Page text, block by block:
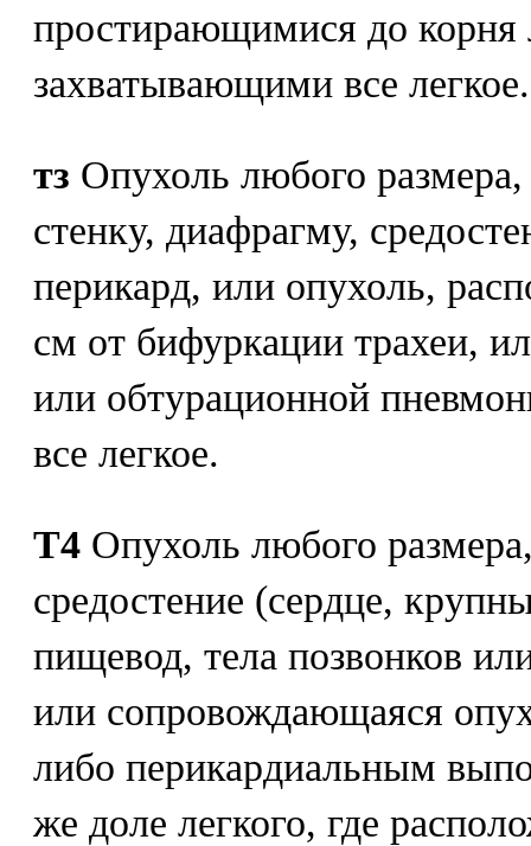
простирающимися до корня
захватывающими все легкое.
тз Опухоль любого
стенку, диафрагму,
перикард, или опухоль,
см от бифуркации трахеи,
или обтурационной
все легкое.
Т4 Опухоль любого
средостение (сердце,
пищевод, тела позвонков
или сопровождающаяся
либо перикардиальным
же доле легкого, где